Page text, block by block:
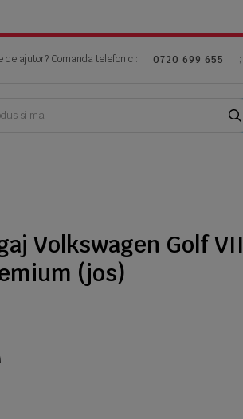
de ajutor? Comanda telefonic : 0720 699 655 ;
Volkswagen Golf VII
(jos)